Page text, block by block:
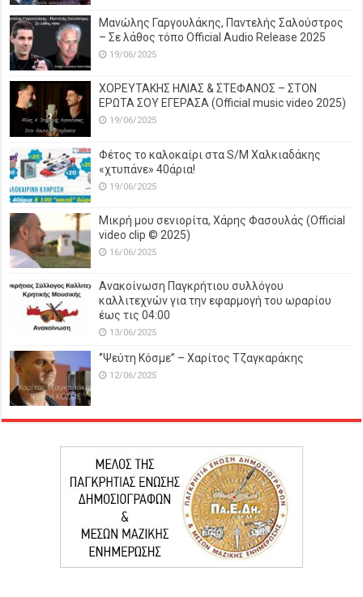
Μανώλης Γαργουλάκης, Παντελής Σαλούστρος
– Σε λάθος τόπο Official Audio Release 2025
19/06/2025
ΧΟΡΕΥΤΑΚΗΣ ΗΛΙΑΣ & ΣΤΕΦΑΝΟΣ – ΣΤΟΝ
ΕΡΩΤΑ ΣΟΥ ΕΓΕΡΑΣΑ (Official music video 2025)
19/06/2025
Φέτος το καλοκαίρι στα S/M Χαλκιαδάκης
«χτυπάνε» 40άρια!
19/06/2025
Μικρή μου σενιορίτα, Χάρης Φασουλάς (Official
video clip © 2025)
16/06/2025
Ανακοίνωση Παγκρήτιου συλλόγου
καλλιτεχνών για την εφαρμογή του ωραρίου
έως τις 04:00
13/06/2025
‘’Ψεύτη Κόσμε’’ – Χαρίτος Τζαγκαράκης
12/06/2025